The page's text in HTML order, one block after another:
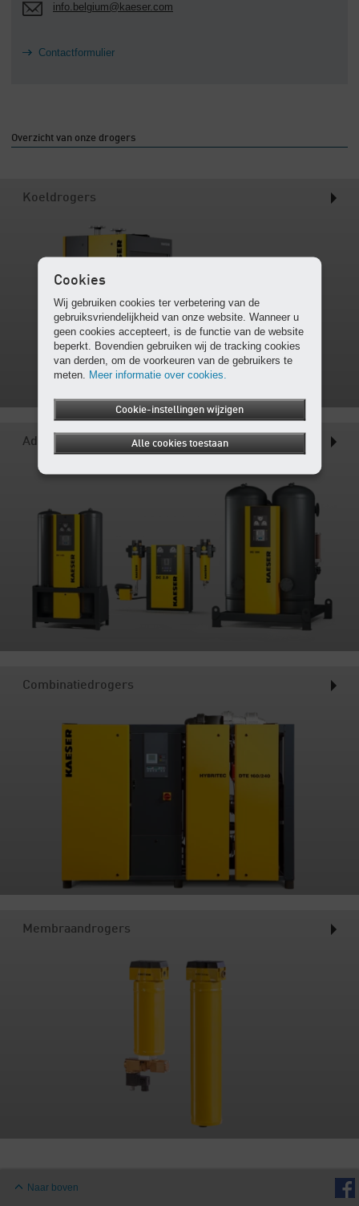
info.belgium@kaeser.com
Contactformulier
Overzicht van onze drogers
Koeldrogers
Adsorptiedrogers
Combinatiedrogers
Membraandrogers
Naar boven
Cookies
Wij gebruiken cookies ter verbetering van de
gebruiksvriendelijkheid van onze website. Wanneer u
geen cookies accepteert, is de functie van de website
beperkt. Bovendien gebruiken wij de tracking cookies
van derden, om de voorkeuren van de gebruikers te
meten. Meer informatie over cookies.
Cookie-instellingen wijzigen
Alle cookies toestaan